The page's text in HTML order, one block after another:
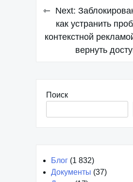
Навигация
записям
Next:
как устранить
контекстной
вернуть
Поиск
Блог (1 832)
Документы (37)